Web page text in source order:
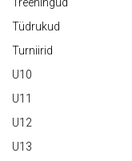
Tüdrukud
Turniirid
U10
U11
U12
U13